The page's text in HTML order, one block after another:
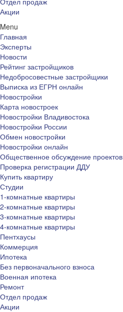
Акции
Menu
Главная
Эксперты
Новости
Рейтинг застройщиков
Недобросовестные застройщики
Выписка из ЕГРН онлайн
Новостройки
Карта новостроек
Новостройки Владивостока
Новостройки России
Обмен новостройки
Новостройки онлайн
Общественное обсуждение проектов
Проверка регистрации ДДУ
Купить квартиру
Студии
1-комнатные квартиры
2-комнатные квартиры
3-комнатные квартиры
4-комнатные квартиры
Пентхаусы
Коммерция
Ипотека
Без первоначального взноса
Военная ипотека
Ремонт
Отдел продаж
Акции